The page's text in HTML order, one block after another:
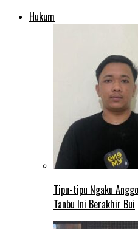
Hukum
Tipu-tipu Ngaku
Tanbu Ini Berakhir Bui